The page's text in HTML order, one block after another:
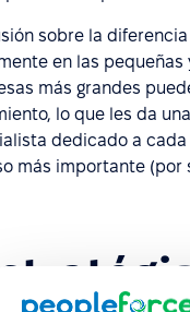
sobre la
en las
más grandes
lo que les da
dedicado a
más importante